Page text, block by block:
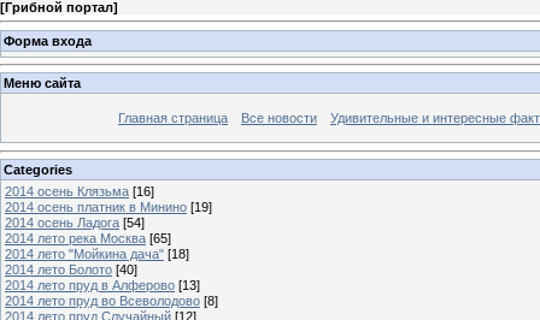
[Грибной портал]
Форма входа
Меню сайта
Главная страница Все новости Удивительные и интересные
Categories
2014 осень Клязьма [16]
2014 осень платник в Минино [19]
2014 осень Ладога [54]
2014 лето река Москва [65]
2014 лето "Мойкина дача" [18]
2014 лето Болото [40]
2014 лето пруд в Алферово [13]
2014 лето пруд во Всеволодово [8]
2014 лето пруд Случайный [12]